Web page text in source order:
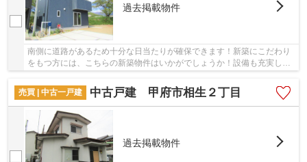
過去掲載物件
南側に道路があるため十分な日当たりが確保できます！新築にこだわり
をもつ方には、こちらの新築物件はいかがでしょうか！設備も充実して
売買 | 中古一戸建
中古戸建 甲府市相生２丁目
過去掲載物件